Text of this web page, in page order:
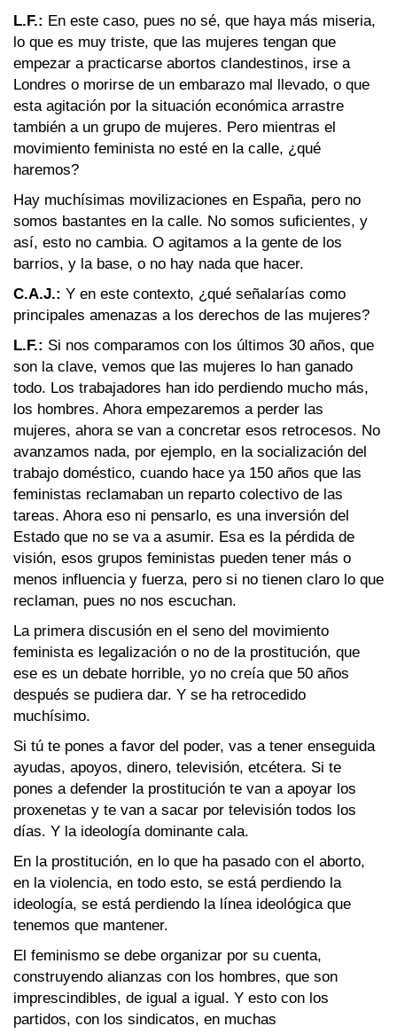
L.F.: En este caso, pues no sé, que haya más miseria,
lo que es muy triste, que las mujeres tengan que
empezar a practicarse abortos clandestinos, irse a
Londres o morirse de un embarazo mal llevado, o que
esta agitación por la situación económica arrastre
también a un grupo de mujeres. Pero mientras el
movimiento feminista no esté en la calle, ¿qué
haremos?
Hay muchísimas movilizaciones en España, pero no
somos bastantes en la calle. No somos suficientes, y
así, esto no cambia. O agitamos a la gente de los
barrios, y la base, o no hay nada que hacer.
C.A.J.: Y en este contexto, ¿qué señalarías como
principales amenazas a los derechos de las mujeres?
L.F.: Si nos comparamos con los últimos 30 años, que
son la clave, vemos que las mujeres lo han ganado
todo. Los trabajadores han ido perdiendo mucho más,
los hombres. Ahora empezaremos a perder las
mujeres, ahora se van a concretar esos retrocesos. No
avanzamos nada, por ejemplo, en la socialización del
trabajo doméstico, cuando hace ya 150 años que las
feministas reclamaban un reparto colectivo de las
tareas. Ahora eso ni pensarlo, es una inversión del
Estado que no se va a asumir. Esa es la pérdida de
visión, esos grupos feministas pueden tener más o
menos influencia y fuerza, pero si no tienen claro lo que
reclaman, pues no nos escuchan.
La primera discusión en el seno del movimiento
feminista es legalización o no de la prostitución, que
ese es un debate horrible, yo no creía que 50 años
después se pudiera dar. Y se ha retrocedido
muchísimo.
Si tú te pones a favor del poder, vas a tener enseguida
ayudas, apoyos, dinero, televisión, etcétera. Si te
pones a defender la prostitución te van a apoyar los
proxenetas y te van a sacar por televisión todos los
días. Y la ideología dominante cala.
En la prostitución, en lo que ha pasado con el aborto,
en la violencia, en todo esto, se está perdiendo la
ideología, se está perdiendo la línea ideológica que
tenemos que mantener.
El feminismo se debe organizar por su cuenta,
construyendo alianzas con los hombres, que son
imprescindibles, de igual a igual. Y esto con los
partidos, con los sindicatos, en muchas